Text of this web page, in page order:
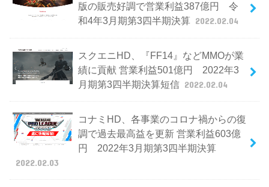
版の販売好調で営業利益387億円 令
和4年3月期第3四半期決算 2022.02.04
スクエニHD、『FF14』などMMOが業
績に貢献 営業利益501億円 2022年3
月期第3四半期決算短信 2022.02.04
コナミHD、各事業のコロナ禍からの復
調で過去最高益を更新 営業利益603億
円 2022年3月期第3四半期決算
2022.02.03